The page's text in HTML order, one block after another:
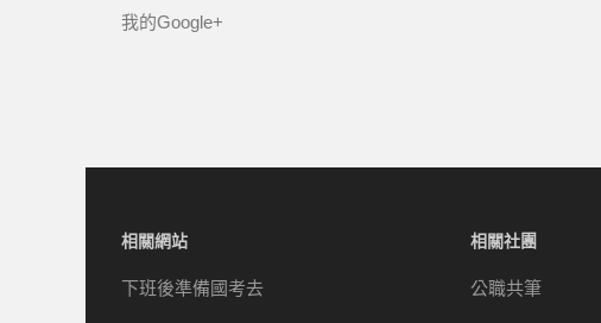
我的Google+
相關網站
下班後準備國考去
相關社團
公職共筆